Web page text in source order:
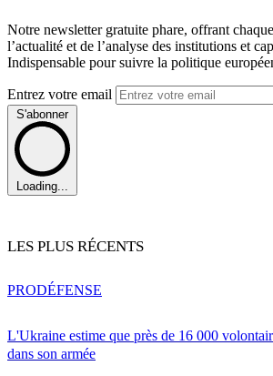
Notre newsletter gratuite phare, offrant
l’actualité et de l’analyse des institutions et
Indispensable pour suivre la politique
Entrez votre email
S'abonner
Loading...
LES PLUS RÉCENTS
L'Ukraine estime que près de 16 000
dans son armée
PRODÉFENSE